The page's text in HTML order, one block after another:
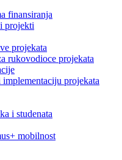
finansiranja
projekti
projekata
rukovodioce projekata
implementaciju projekata
i studenata
mobilnost